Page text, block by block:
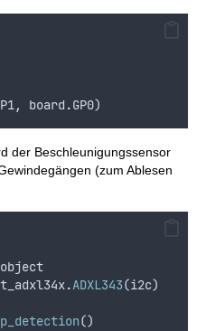
, board .GP0)
der Beschleunigungssensor
(zum Ablesen
object
.ADXL343(i2c)
()